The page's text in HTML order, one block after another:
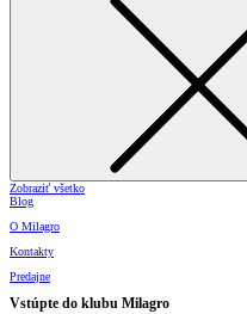
Zobraziť všetko
Blog
O Milagro
Kontakty
Predajne
Vstúpte do klubu Milagro